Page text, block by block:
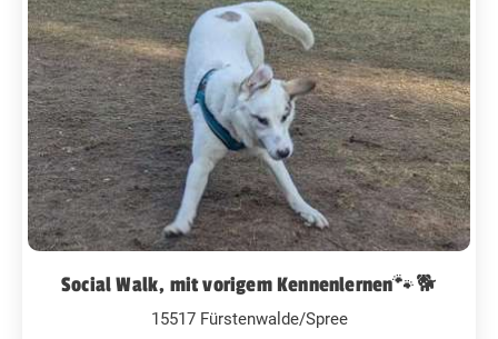
Social Walk, mit vorigem Kennenlernen🐾🐕
15517 Fürstenwalde/Spree